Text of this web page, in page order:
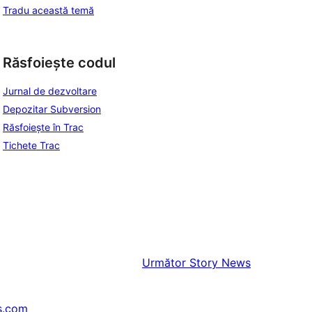
Tradu această temă
Răsfoiește codul
Jurnal de dezvoltare
Depozitar Subversion
Răsfoiește în Trac
Tichete Trac
Următor Story News